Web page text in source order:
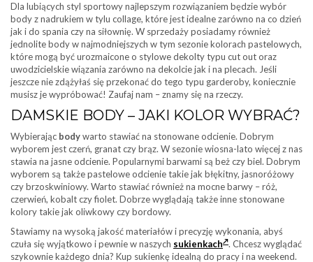
Dla lubiących styl sportowy najlepszym rozwiązaniem będzie wybór
body z nadrukiem w tylu collage, które jest idealne zarówno na co dzień
jak i do spania czy na siłownię. W sprzedaży posiadamy również
jednolite body w najmodniejszych w tym sezonie kolorach pastelowych,
które mogą być urozmaicone o stylowe dekolty typu cut out oraz
uwodzicielskie wiązania zarówno na dekolcie jak i na plecach. Jeśli
jeszcze nie zdążyłaś się przekonać do tego typu garderoby, koniecznie
musisz je wypróbować! Zaufaj nam – znamy się na rzeczy.
DAMSKIE BODY – JAKI KOLOR WYBRAĆ?
Wybierając bodywarto stawiać na stonowane odcienie. Dobrym
wyborem jest czerń, granat czy brąz. W sezonie wiosna-lato więcej z nas
stawia na jasne odcienie. Popularnymi barwami są beż czy biel. Dobrym
wyborem są także pastelowe odcienie takie jak błękitny, jasnoróżowy
czy brzoskwiniowy. Warto stawiać również na mocne barwy – róż,
czerwień, kobalt czy fiolet. Dobrze wyglądają także inne stonowane
kolory takie jak oliwkowy czy bordowy.
Stawiamy na wysoką jakość materiałów i precyzję wykonania, abyś
czuła się wyjątkowo i pewnie w naszych sukienkach . Chcesz wyglądać
szykownie każdego dnia? Kup sukienkę idealną do pracy i na weekend.